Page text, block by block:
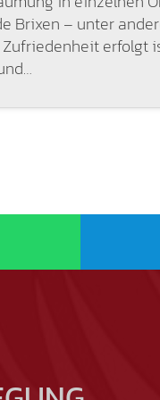
Brixen – unter
erfolgt